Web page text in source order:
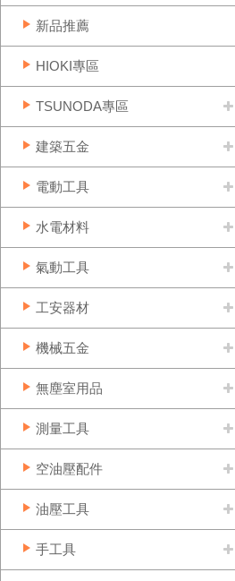
新品推薦
HIOKI專區
TSUNODA專區
建築五金
電動工具
水電材料
氣動工具
工安器材
機械五金
無塵室用品
測量工具
空油壓配件
油壓工具
手工具